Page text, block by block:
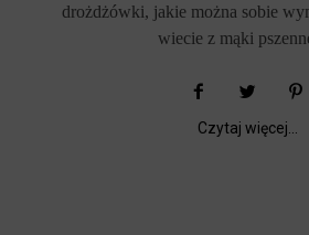
drożdżówki, jakie można sobie
wiecie z mąki
Czytaj więcej...